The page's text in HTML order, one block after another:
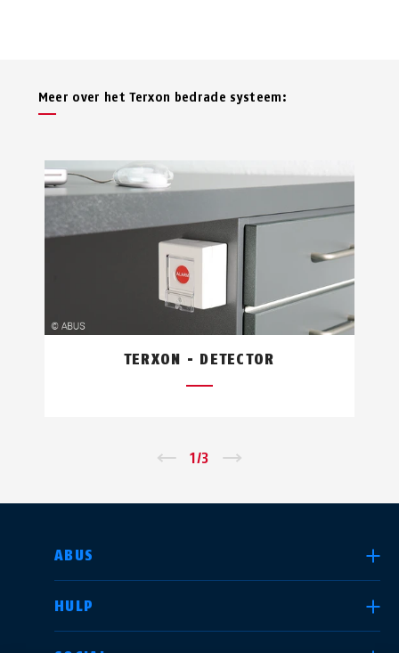
Meer over het Terxon bedrade systeem:
TERXON - DETECTOR
1/3
ABUS
HULP
LAND SELECTEREN